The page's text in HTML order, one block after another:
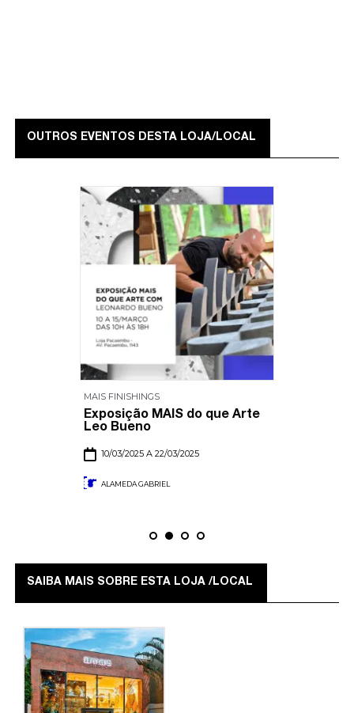
OUTROS EVENTOS DESTA LOJA/LOCAL
MAIS FINISHINGS
Exposição MAIS do que Arte
Leo Bueno
10/03/2025 A 22/03/2025
ALAMEDA GABRIEL
SAIBA MAIS SOBRE ESTA LOJA /LOCAL